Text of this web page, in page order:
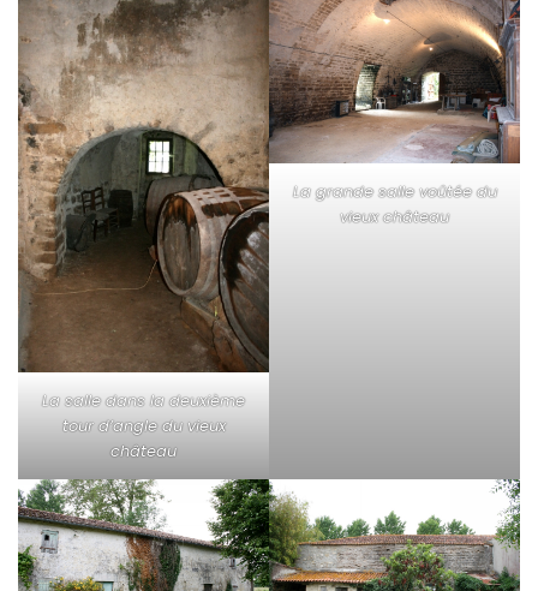
La salle dans la deuxième
tour d’angle du vieux
château
La grande salle voûtée du
vieux château